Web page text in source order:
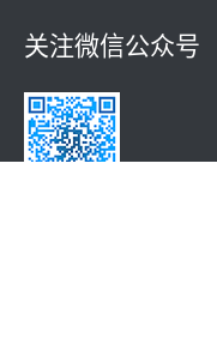
关注微信公众号